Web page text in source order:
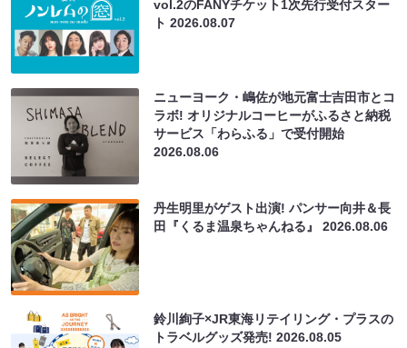
vol.2のFANYチケット1次先行受付スター
ト2026.08.07
ニューヨーク・嶋佐が地元富士吉田市とコ
ラボ! オリジナルコーヒーがふるさと納税
サービス「わらふる」で受付開始
2026.08.06
丹生明里がゲスト出演! パンサー向井＆長
田『くるま温泉ちゃんねる』2026.08.06
鈴川絢子×JR東海リテイリング・プラスの
トラベルグッズ発売!2026.08.05